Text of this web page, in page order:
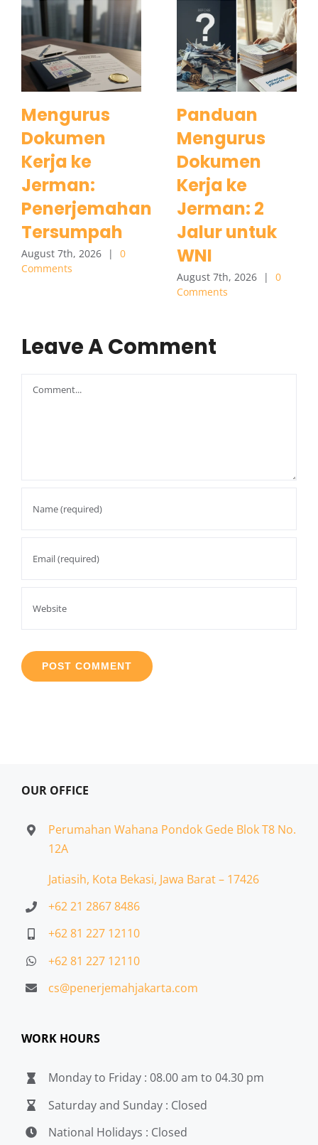
Mengurus
Dokumen
Kerja ke
Jerman:
Penerjemahan
Tersumpah
August 7th, 2026 |
0
Comments
Panduan
Mengurus
Dokumen
Kerja ke
Jerman: 2
Jalur untuk
WNI
August 7th, 2026 |
0
Comments
Leave A Comment
Comment
OUR OFFICE
Perumahan Wahana Pondok Gede Blok T8 No.
12A
Jatiasih, Kota Bekasi, Jawa Barat – 17426
+62 21 2867 8486
+62 81 227 12110
+62 81 227 12110
cs@penerjemahjakarta.com
WORK HOURS
Monday to Friday : 08.00 am to 04.30 pm
Saturday and Sunday : Closed
National Holidays : Closed